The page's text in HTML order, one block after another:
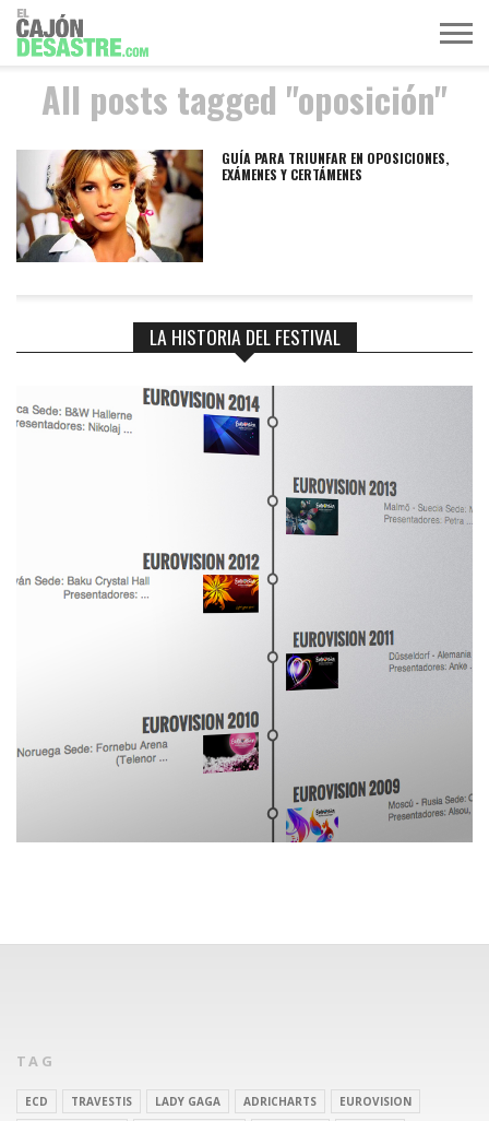
MÚSICA
TELEVISIÓN
POLÍTICA
ACTUALIDAD
EUROVISIÓN
All posts tagged "oposición"
GUÍA PARA TRIUNFAR EN OPOSICIONES,
EXÁMENES Y CERTÁMENES
LA HISTORIA DEL FESTIVAL
TAG
ECD TRAVESTIS LADY GAGA ADRICHARTS
EUROVISION